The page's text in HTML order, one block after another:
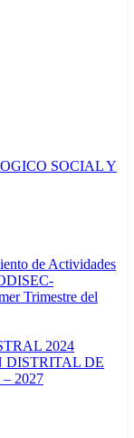
SOCIAL Y
de Actividades
Trimestre del
2024
DISTRITAL DE
2027